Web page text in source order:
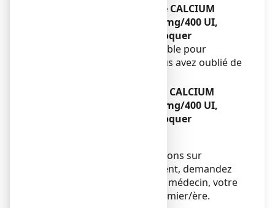
Si vous oubliez de prendre CALCIUM
VITAMINE D3 ARROW 500 mg/400 UI,
comprimé à sucer ou à croquer
Ne prenez pas de dose double pour
compenser la dose que vous avez oublié de
Si vous arrêtez de prendre CALCIUM
VITAMINE D3 ARROW 500 mg/400 UI,
comprimé à sucer ou à croquer
Si vous avez d’autres questions sur
l’utilisation de ce médicament, demandez
plus d’informations à votre médecin, votre
pharmacien ou à votre infirmier/ère.